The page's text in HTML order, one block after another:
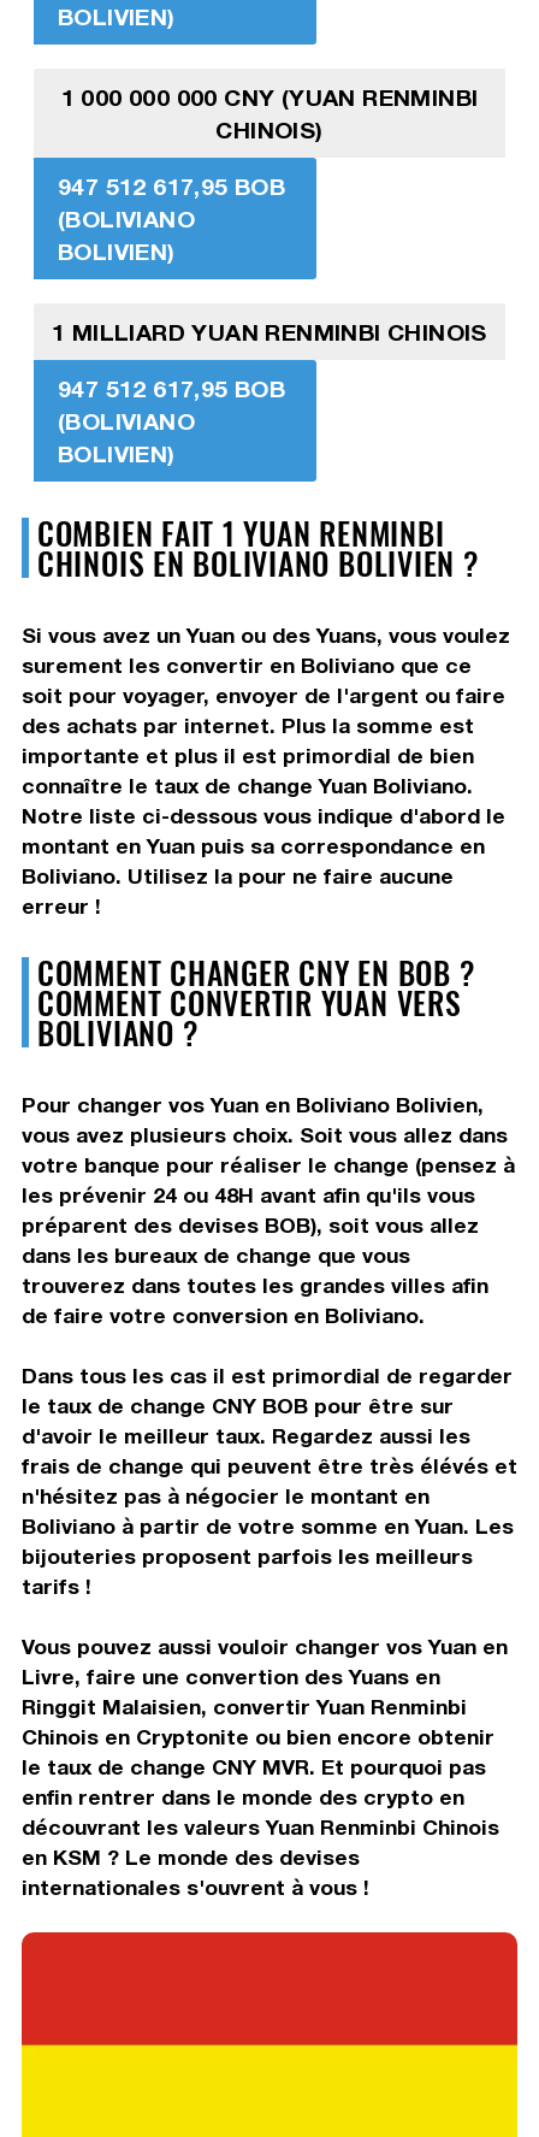
BOLIVIEN)
1 000 000 000 CNY (YUAN RENMINBI
CHINOIS)
947 512 617,95 BOB
(BOLIVIANO
BOLIVIEN)
1 MILLIARD YUAN RENMINBI CHINOIS
947 512 617,95 BOB
(BOLIVIANO
BOLIVIEN)
COMBIEN FAIT 1 YUAN RENMINBI
CHINOIS EN BOLIVIANO BOLIVIEN ?
Si vous avez un Yuan ou des Yuans, vous voulez
surement les convertir en Boliviano que ce
soit pour voyager, envoyer de l'argent ou faire
des achats par internet. Plus la somme est
importante et plus il est primordial de bien
connaître le taux de change Yuan Boliviano.
Notre liste ci-dessous vous indique d'abord le
montant en Yuan puis sa correspondance en
Boliviano. Utilisez la pour ne faire aucune
erreur !
COMMENT CHANGER CNY EN BOB ?
COMMENT CONVERTIR YUAN VERS
BOLIVIANO ?
Pour changer vos Yuan en Boliviano Bolivien,
vous avez plusieurs choix. Soit vous allez dans
votre banque pour réaliser le change (pensez à
les prévenir 24 ou 48H avant afin qu'ils vous
préparent des devises BOB), soit vous allez
dans les bureaux de change que vous
trouverez dans toutes les grandes villes afin
de faire votre conversion en Boliviano.
Dans tous les cas il est primordial de regarder
le taux de change CNY BOB pour être sur
d'avoir le meilleur taux. Regardez aussi les
frais de change qui peuvent être très élévés et
n'hésitez pas à négocier le montant en
Boliviano à partir de votre somme en Yuan. Les
bijouteries proposent parfois les meilleurs
tarifs !
Vous pouvez aussi vouloir changer vos Yuan en
Livre, faire une convertion des Yuans en
Ringgit Malaisien, convertir Yuan Renminbi
Chinois en Cryptonite ou bien encore obtenir
le taux de change CNY MVR. Et pourquoi pas
enfin rentrer dans le monde des crypto en
découvrant les valeurs Yuan Renminbi Chinois
en KSM ? Le monde des devises
internationales s'ouvrent à vous !